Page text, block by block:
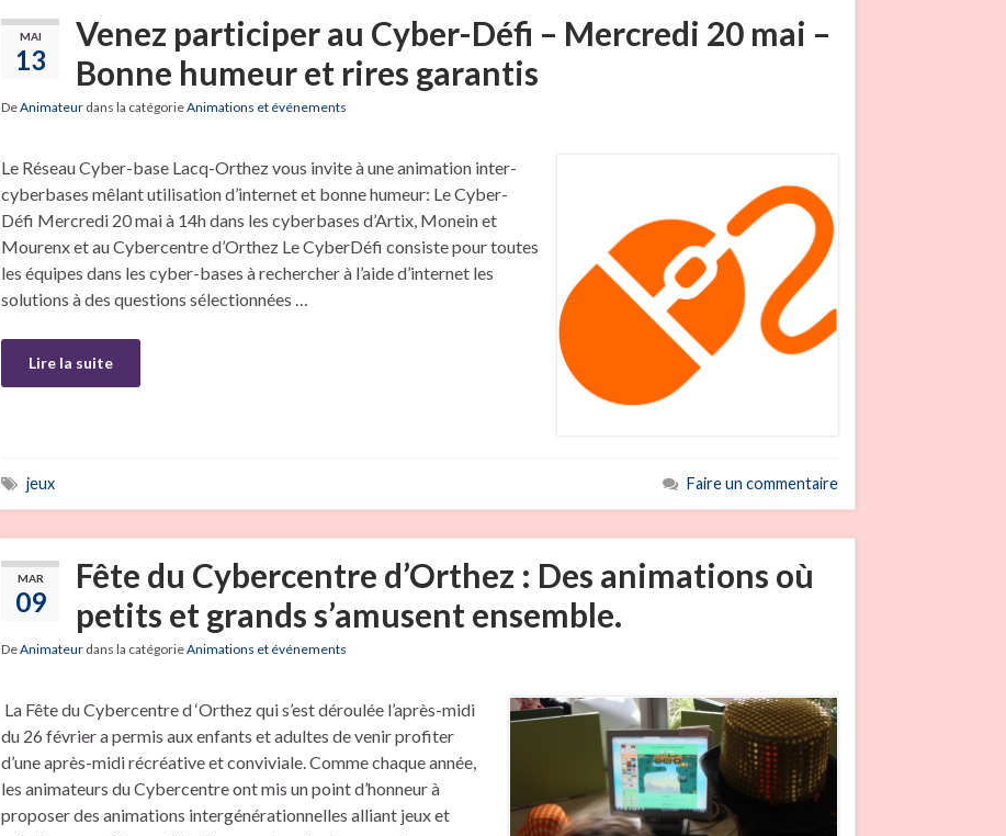
MAI
13
Venez participer au Cyber-Défi – Mercredi 20 mai –
Bonne humeur et rires garantis
DeAnimateur dans la catégorieAnimations et événements
Le Réseau Cyber-base Lacq-Orthez vous invite à une animation inter-
cyberbases mêlant utilisation d’internet et bonne humeur: Le Cyber-
Défi Mercredi 20 mai à 14h dans les cyberbases d’Artix, Monein et
Mourenx et au Cybercentre d’Orthez Le CyberDéfi consiste pour toutes
les équipes dans les cyber-bases à rechercher à l’aide d’internet les
solutions à des questions sélectionnées …
Lire la suite
jeux Faire un commentaire
MAR
09
Fête du Cybercentre d’Orthez : Des animations où
petits et grands s’amusent ensemble.
DeAnimateur dans la catégorieAnimations et événements
La Fête du Cybercentre d ‘Orthez qui s’est déroulée l’après-midi
du 26 février a permis aux enfants et adultes de venir profiter
d’une après-midi récréative et conviviale. Comme chaque année,
les animateurs du Cybercentre ont mis un point d’honneur à
proposer des animations intergénérationnelles alliant jeux et